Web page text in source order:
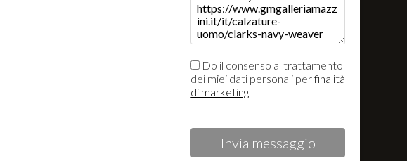
Do il consenso al trattamento
dei miei dati personali perfinalità
di marketing
Invia messaggio